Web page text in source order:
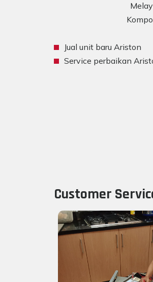
Jual unit baru Ariston
Service perbaikan
Customer